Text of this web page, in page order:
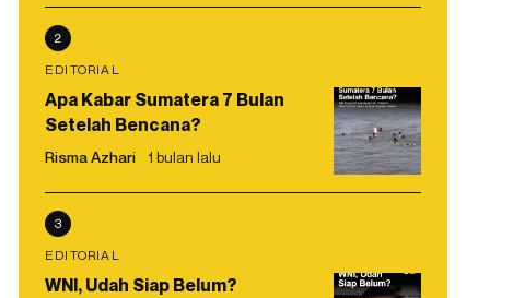
2
EDITORIAL
Apa Kabar Sumatera 7 Bulan
Setelah Bencana?
Risma Azhari 1 bulan lalu
3
EDITORIAL
WNI, Udah Siap Belum?